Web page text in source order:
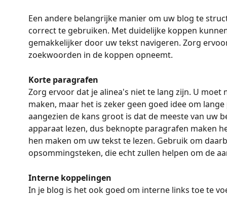
Een andere belangrijke manier om uw blog te
correct te gebruiken. Met duidelijke koppen
gemakkelijker door uw tekst navigeren. Zorg
zoekwoorden in de koppen opneemt.
Korte paragrafen
Zorg ervoor dat je alinea's niet te lang zijn. U moet
maken, maar het is zeker geen goed idee om
aangezien de kans groot is dat de meeste van uw
apparaat lezen, dus beknopte paragrafen maken
hen maken om uw tekst te lezen. Gebruik om
opsommingsteken, die echt zullen helpen om de
Interne koppelingen
In je blog is het ook goed om interne links toe te